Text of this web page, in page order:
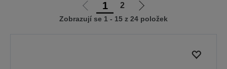
Jít
na
1 2
Jít
na
Zobrazují se 1 - 15 z 24 položek